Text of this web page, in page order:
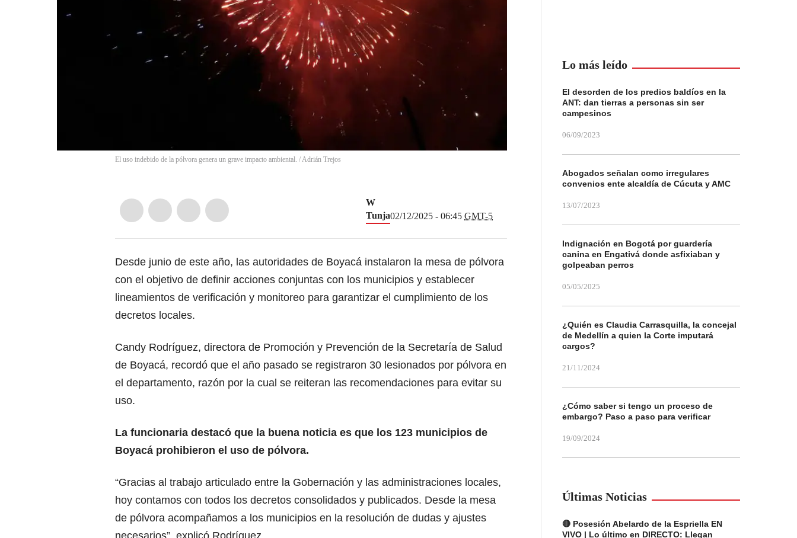
El uso indebido de la pólvora genera un grave impacto ambiental. /Adrián Trejos
W
Tunja02/12/2025 - 06:45 GMT-5
Desde junio de este año, las autoridades de Boyacá instalaron la mesa de pólvora
con el objetivo de definir acciones conjuntas con los municipios y establecer
lineamientos de verificación y monitoreo para garantizar el cumplimiento de los
decretos locales.
Candy Rodríguez, directora de Promoción y Prevención de la Secretaría de Salud
de Boyacá, recordó que el año pasado se registraron 30 lesionados por pólvora en
el departamento, razón por la cual se reiteran las recomendaciones para evitar su
uso.
La funcionaria destacó que la buena noticia es que los 123 municipios de
Boyacá prohibieron el uso de pólvora.
“Gracias al trabajo articulado entre la Gobernación y las administraciones locales,
hoy contamos con todos los decretos consolidados y publicados. Desde la mesa
de pólvora acompañamos a los municipios en la resolución de dudas y ajustes
Lo más leído
El desorden de los predios baldíos en la
ANT: dan tierras a personas sin ser
campesinos
06/09/2023
Abogados señalan como irregulares
convenios ente alcaldía de Cúcuta y AMC
13/07/2023
Indignación en Bogotá por guardería
canina en Engativá donde asfixiaban y
golpeaban perros
05/05/2025
¿Quién es Claudia Carrasquilla, la concejal
de Medellín a quien la Corte imputará
cargos?
21/11/2024
¿Cómo saber si tengo un proceso de
embargo? Paso a paso para verificar
19/09/2024
Últimas Noticias
🔴 Posesión Abelardo de la Espriella EN
VIVO | Lo último en DIRECTO: Llegan